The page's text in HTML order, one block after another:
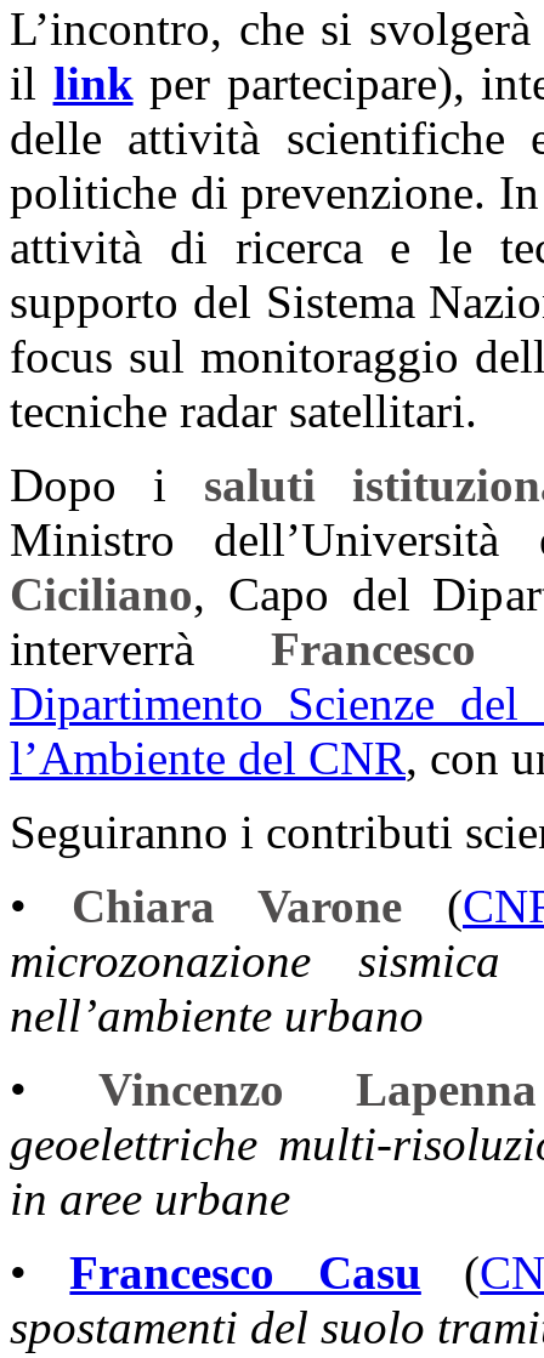
L’incontro, che si
il linkper partecipare),
delle attività scientifiche
politiche di prevenzione.
attività di ricerca e le
supporto del Sistema
focus sul monitoraggio
tecniche radar satellitari.
Dopo i saluti
Ministro
Ciciliano, Capo del
interverràFrancesco
Dipartimento Scienze
l’Ambiente del CNR, con
Seguiranno i contributi
• Chiara Varone (
microzonazione
nell’ambiente urbano
• Vincenzo Lapenna
geoelettriche multi-
in aree urbane
•Francesco Casu (
spostamenti del suolo